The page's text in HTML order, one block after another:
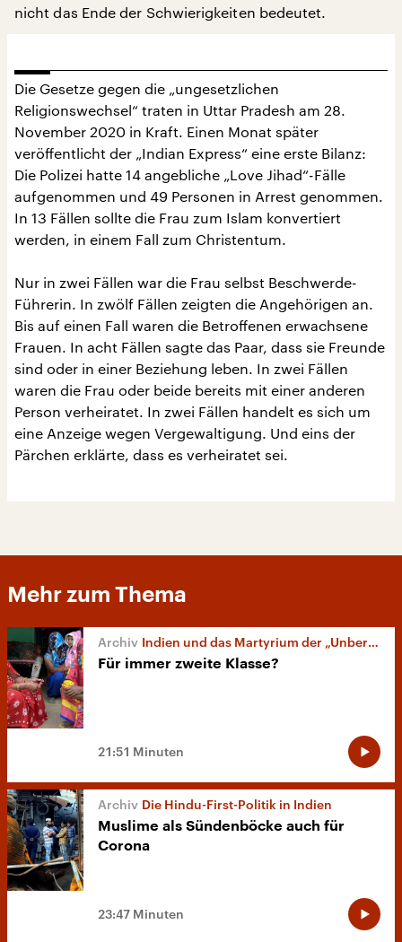
nicht das Ende der Schwierigkeiten bedeutet.
Die Gesetze gegen die „ungesetzlichen
Religionswechsel“ traten in Uttar Pradesh am 28.
November 2020 in Kraft. Einen Monat später
veröffentlicht der „Indian Express“ eine erste Bilanz:
Die Polizei hatte 14 angebliche „Love Jihad“-Fälle
aufgenommen und 49 Personen in Arrest genommen.
In 13 Fällen sollte die Frau zum Islam konvertiert
werden, in einem Fall zum Christentum.
Nur in zwei Fällen war die Frau selbst Beschwerde-
Führerin. In zwölf Fällen zeigten die Angehörigen an.
Bis auf einen Fall waren die Betroffenen erwachsene
Frauen. In acht Fällen sagte das Paar, dass sie Freunde
sind oder in einer Beziehung leben. In zwei Fällen
waren die Frau oder beide bereits mit einer anderen
Person verheiratet. In zwei Fällen handelt es sich um
eine Anzeige wegen Vergewaltigung. Und eins der
Pärchen erklärte, dass es verheiratet sei.
Mehr zum Thema
Indien und das Martyrium der „Unberührbaren“
Für immer zweite Klasse?
21:51 Minuten
Die Hindu-First-Politik in Indien
Muslime als Sündenböcke auch für
Corona
23:47 Minuten